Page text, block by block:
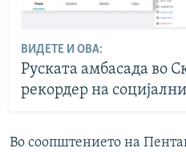
ВИДЕТЕ И ОВА:
Руската амбасада во
рекордер на
Во соопштението на